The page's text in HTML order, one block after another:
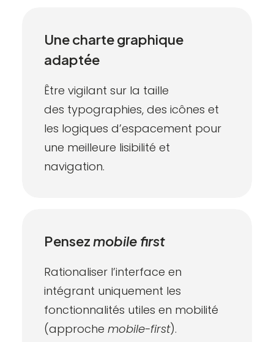
Une charte graphique
adaptée
Être vigilant sur la taille
des typographies, des icônes et
les logiques d’espacement pour
une meilleure lisibilité et
navigation.
Pensezmobile first
Rationaliser l’interface en
intégrant uniquement les
fonctionnalités utiles en mobilité
(approche mobile-first).